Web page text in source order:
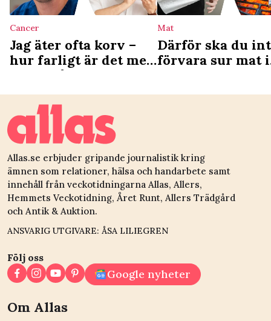
Cancer
Jag äter ofta korv –
hur farligt är det med
tanke på
cancerrisken?
Mat
Därför ska du
förvara sur mat i
Allas.se erbjuder gripande journalistik kring
ämnen som relationer, hälsa och handarbete samt
innehåll från veckotidningarna Allas, Allers,
Hemmets Veckotidning, Året Runt, Allers Trädgård
och Antik & Auktion.
ANSVARIG UTGIVARE: ÅSA LILIEGREN
Följ oss
Google nyheter
Om Allas